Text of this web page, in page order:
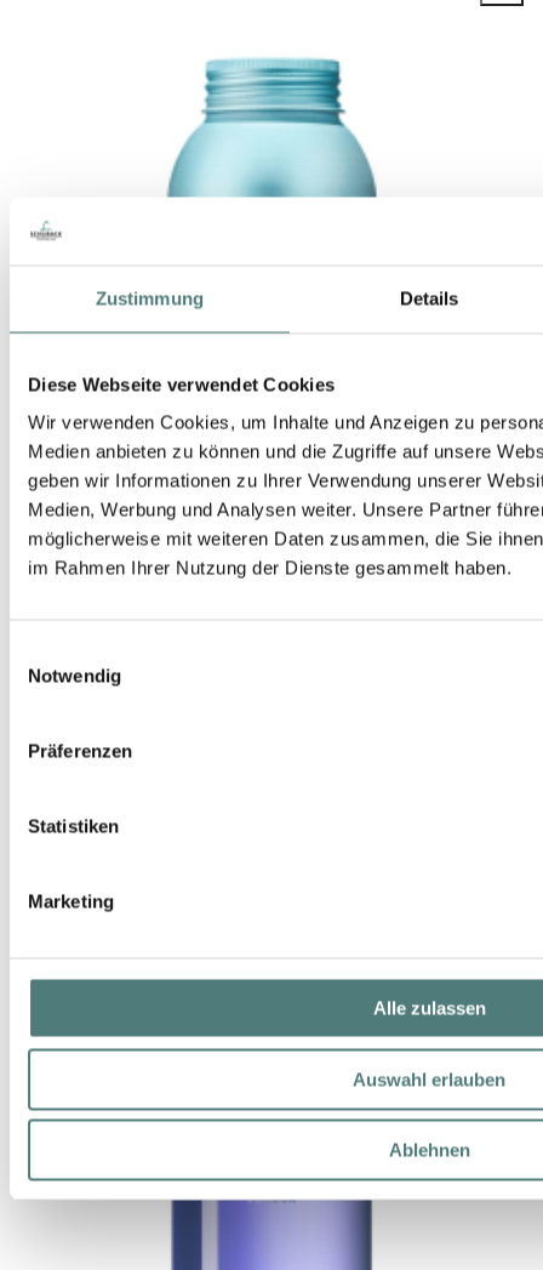
Zustimmung Details
Diese Webseite verwendet Cookies
Wir verwenden Cookies, um Inhalte und Anzeigen zu
Medien anbieten zu können und die Zugriffe auf unsere
geben wir Informationen zu Ihrer Verwendung unserer
Medien, Werbung und Analysen weiter. Unsere Partner
möglicherweise mit weiteren Daten zusammen, die Sie
im Rahmen Ihrer Nutzung der Dienste gesammelt haben.
Notwendig
Präferenzen
Statistiken
Marketing
Alle zulassen
Auswahl erlauben
Ablehnen
Coastal Cypress & Sea Fennel Badesalz
UVP 30,00 €
300 g (99,97 € / 1 kg)